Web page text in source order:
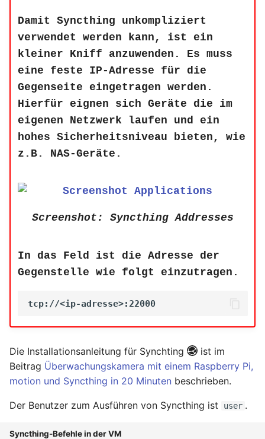
Damit Syncthing unkompliziert
verwendet werden kann, ist ein
kleiner Kniff anzuwenden. Es muss
eine feste IP-Adresse für die
Gegenseite eingetragen werden.
Hierfür eignen sich Geräte die im
eigenen Netzwerk laufen und ein
hohes Sicherheitsniveau bieten, wie
z.B. NAS-Geräte.
Screenshot: Syncthing Addresses
In das Feld ist die Adresse der
Gegenstelle wie folgt einzutragen.
Die Installationsanleitung für Synchting
ist im
Beitrag Überwachungskamera mit einem Raspberry Pi,
motion und Syncthing in 20 Minuten beschrieben.
Der Benutzer zum Ausführen von Syncthing ist user .
Syncthing-Befehle in der VM